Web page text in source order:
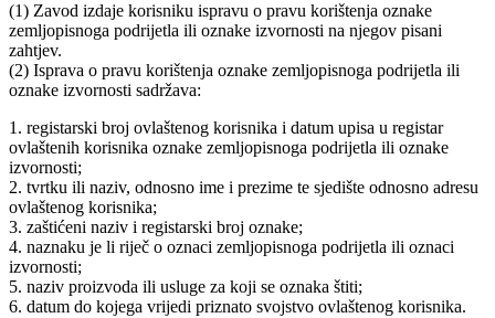
(1) Zavod izdaje korisniku ispravu o pravu korištenja oznake
zemljopisnoga podrijetla ili oznake izvornosti na njegov pisani
zahtjev.
(2) Isprava o pravu korištenja oznake zemljopisnoga podrijetla ili
oznake izvornosti sadržava:
1. registarski broj ovlaštenog korisnika i datum upisa u registar
ovlaštenih korisnika oznake zemljopisnoga podrijetla ili oznake
izvornosti;
2. tvrtku ili naziv, odnosno ime i prezime te sjedište odnosno adresu
ovlaštenog korisnika;
3. zaštićeni naziv i registarski broj oznake;
4. naznaku je li riječ o oznaci zemljopisnoga podrijetla ili oznaci
izvornosti;
5. naziv proizvoda ili usluge za koji se oznaka štiti;
6. datum do kojega vrijedi priznato svojstvo ovlaštenog korisnika.